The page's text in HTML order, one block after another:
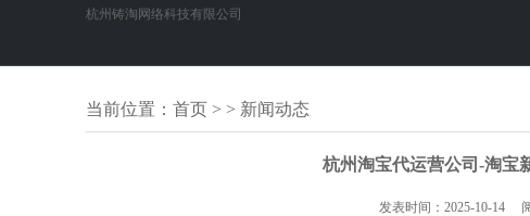
杭州铸淘网络科技有限公司
当前位置： 首页 > > 新闻动态
杭州淘宝代运营公司-淘宝
发表时间： 2025-10-14阅